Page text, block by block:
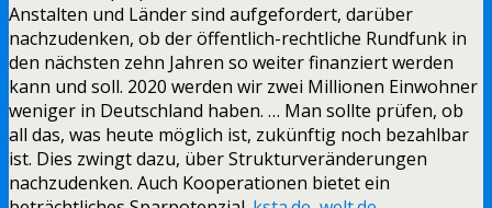
Anstalten und Länder sind aufgefordert, darüber
nachzudenken, ob der öffentlich-rechtliche Rundfunk in
den nächsten zehn Jahren so weiter finanziert werden
kann und soll. 2020 werden wir zwei Millionen Einwohner
weniger in Deutschland haben. … Man sollte prüfen, ob
all das, was heute möglich ist, zukünftig noch bezahlbar
ist. Dies zwingt dazu, über Strukturveränderungen
nachzudenken. Auch Kooperationen bietet ein